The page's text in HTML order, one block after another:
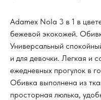
Adamex Nola 3 в 1 в
бежевой экокожей.
Универсальный
и для девочки. Легкая и
ежедневных прогулок в
Обивка выполнена из
просторная люлька,